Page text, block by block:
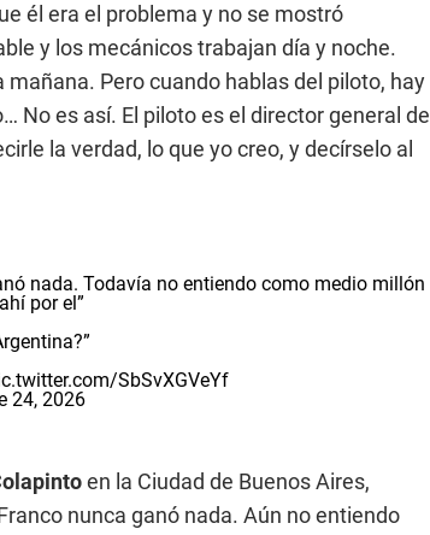
él era el problema y no se mostró
y los mecánicos trabajan día y noche.
Pero cuando hablas del piloto, hay
No es así. El piloto es el director general de
la verdad, lo que yo creo, y decírselo al
nada. Todavía no entiendo como medio millón
por el”
SbSvXGVeYf
24, 2026
en la Ciudad de Buenos Aires,
nunca ganó nada. Aún no entiendo